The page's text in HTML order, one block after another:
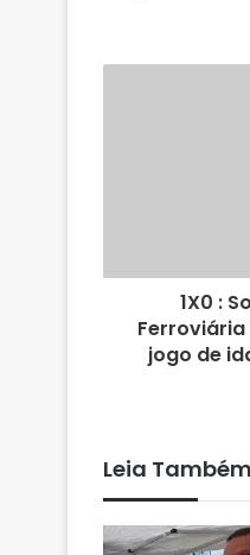
1X0 :
jogo de
Leia Também